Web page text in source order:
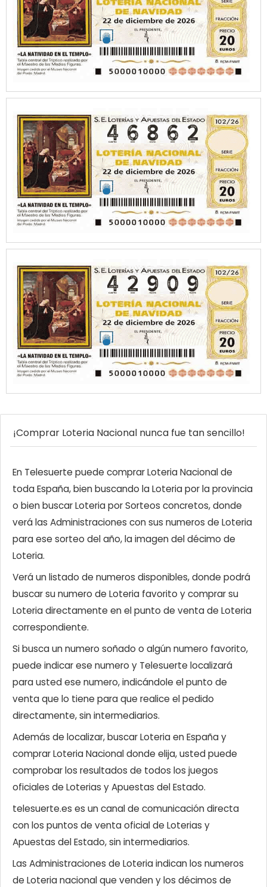
¡Comprar Loteria Nacional nunca fue tan sencillo!
En Telesuerte puede comprar Loteria Nacional de
toda España, bien buscando la Loteria por la provincia
o bien buscar Loteria por Sorteos concretos, donde
verá las Administraciones con sus numeros de Loteria
para ese sorteo del año, la imagen del décimo de
Loteria.
Verá un listado de numeros disponibles, donde podrá
buscar su numero de Loteria favorito y comprar su
Loteria directamente en el punto de venta de Loteria
correspondiente.
Si busca un numero soñado o algún numero favorito,
puede indicar ese numero y Telesuerte localizará
para usted ese numero, indicándole el punto de
venta que lo tiene para que realice el pedido
directamente, sin intermediarios.
Además de localizar, buscar Loteria en España y
comprar Loteria Nacional donde elija, usted puede
comprobar los resultados de todos los juegos
oficiales de Loterias y Apuestas del Estado.
telesuerte.es es un canal de comunicación directa
con los puntos de venta oficial de Loterias y
Apuestas del Estado, sin intermediarios.
Las Administraciones de Loteria indican los numeros
de Loteria nacional que venden y los décimos de